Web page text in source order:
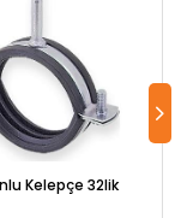
Kelepçe 32lik